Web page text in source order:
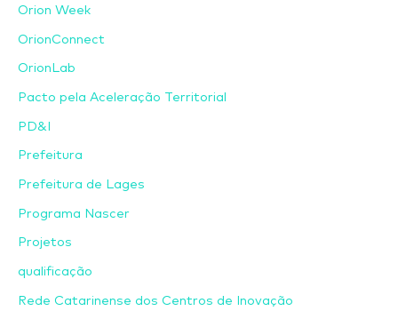
Orion Week
OrionConnect
OrionLab
Pacto pela Aceleração Territorial
PD&I
Prefeitura
Prefeitura de Lages
Programa Nascer
Projetos
qualificação
Rede Catarinense dos Centros de Inovação